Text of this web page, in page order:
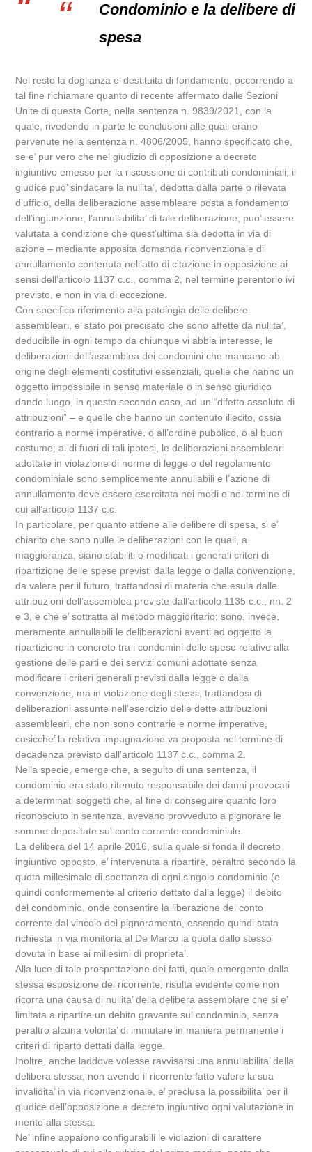
Condominio e la delibere di
spesa
Nel resto la doglianza e’ destituita di fondamento, occorrendo a
tal fine richiamare quanto di recente affermato dalle Sezioni
Unite di questa Corte, nella sentenza n. 9839/2021, con la
quale, rivedendo in parte le conclusioni alle quali erano
pervenute nella sentenza n. 4806/2005, hanno specificato che,
se e’ pur vero che nel giudizio di opposizione a decreto
ingiuntivo emesso per la riscossione di contributi condominiali, il
giudice puo’ sindacare la nullita’, dedotta dalla parte o rilevata
d’ufficio, della deliberazione assembleare posta a fondamento
dell’ingiunzione, l’annullabilita’ di tale deliberazione, puo’ essere
valutata a condizione che quest’ultima sia dedotta in via di
azione – mediante apposita domanda riconvenzionale di
annullamento contenuta nell’atto di citazione in opposizione ai
sensi dell’articolo 1137 c.c., comma 2, nel termine perentorio ivi
previsto, e non in via di eccezione.
Con specifico riferimento alla patologia delle delibere
assembleari, e’ stato poi precisato che sono affette da nullita’,
deducibile in ogni tempo da chiunque vi abbia interesse, le
deliberazioni dell’assemblea dei condomini che mancano ab
origine degli elementi costitutivi essenziali, quelle che hanno un
oggetto impossibile in senso materiale o in senso giuridico
dando luogo, in questo secondo caso, ad un “difetto assoluto di
attribuzioni” – e quelle che hanno un contenuto illecito, ossia
contrario a norme imperative, o all’ordine pubblico, o al buon
costume; al di fuori di tali ipotesi, le deliberazioni assembleari
adottate in violazione di norme di legge o del regolamento
condominiale sono semplicemente annullabili e l’azione di
annullamento deve essere esercitata nei modi e nel termine di
cui all’articolo 1137 c.c.
In particolare, per quanto attiene alle delibere di spesa, si e’
chiarito che sono nulle le deliberazioni con le quali, a
maggioranza, siano stabiliti o modificati i generali criteri di
ripartizione delle spese previsti dalla legge o dalla convenzione,
da valere per il futuro, trattandosi di materia che esula dalle
attribuzioni dell’assemblea previste dall’articolo 1135 c.c., nn. 2
e 3, e che e’ sottratta al metodo maggioritario; sono, invece,
meramente annullabili le deliberazioni aventi ad oggetto la
ripartizione in concreto tra i condomini delle spese relative alla
gestione delle parti e dei servizi comuni adottate senza
modificare i criteri generali previsti dalla legge o dalla
convenzione, ma in violazione degli stessi, trattandosi di
deliberazioni assunte nell’esercizio delle dette attribuzioni
assembleari, che non sono contrarie e norme imperative,
cosicche’ la relativa impugnazione va proposta nel termine di
decadenza previsto dall’articolo 1137 c.c., comma 2.
Nella specie, emerge che, a seguito di una sentenza, il
condominio era stato ritenuto responsabile dei danni provocati
a determinati soggetti che, al fine di conseguire quanto loro
riconosciuto in sentenza, avevano provveduto a pignorare le
somme depositate sul conto corrente condominiale.
La delibera del 14 aprile 2016, sulla quale si fonda il decreto
ingiuntivo opposto, e’ intervenuta a ripartire, peraltro secondo la
quota millesimale di spettanza di ogni singolo condominio (e
quindi conformemente al criterio dettato dalla legge) il debito
del condominio, onde consentire la liberazione del conto
corrente dal vincolo del pignoramento, essendo quindi stata
richiesta in via monitoria al De Marco la quota dallo stesso
dovuta in base ai millesimi di proprieta’.
Alla luce di tale prospettazione dei fatti, quale emergente dalla
stessa esposizione del ricorrente, risulta evidente come non
ricorra una causa di nullita’ della delibera assemblare che si e’
limitata a ripartire un debito gravante sul condominio, senza
peraltro alcuna volonta’ di immutare in maniera permanente i
criteri di riparto dettati dalla legge.
Inoltre, anche laddove volesse ravvisarsi una annullabilita’ della
delibera stessa, non avendo il ricorrente fatto valere la sua
invalidita’ in via riconvenzionale, e’ preclusa la possibilita’ per il
giudice dell’opposizione a decreto ingiuntivo ogni valutazione in
merito alla stessa.
Ne’ infine appaiono configurabili le violazioni di carattere